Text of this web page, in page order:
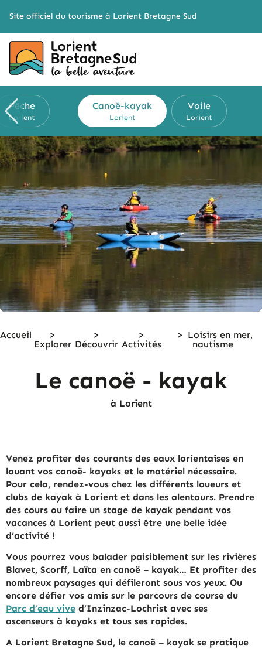
Site officiel du tourisme à Lorient Bretagne Sud
Pêche
Lorient
Canoë-kayak
Lorient
Voile
Lorient
Accueil
>
Explorer
>
Découvrir
>
Activités
> Loisirs en mer,
nautisme
Le canoë - kayak
à Lorient
Venez profiter des courants des eaux lorientaises en
louant vos canoë- kayaks et le matériel nécessaire.
Pour cela, rendez-vous chez les différents loueurs et
clubs de kayak à Lorient et dans les alentours. Prendre
des cours ou faire un stage de kayak pendant vos
vacances à Lorient peut aussi être une belle idée
d’activité !
Vous pourrez vous balader paisiblement sur les rivières
Blavet, Scorff, Laïta en canoë – kayak… Et profiter des
nombreux paysages qui défileront sous vos yeux. Ou
encore défier vos amis sur le parcours de course du
Parc d’eau vive d’Inzinzac-Lochrist avec ses
ascenseurs à kayaks et tous ses rapides.
A Lorient Bretagne Sud, le canoë – kayak se pratique